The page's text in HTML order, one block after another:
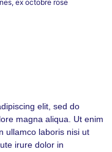
ex octobre rose
elit, sed do
magna aliqua. Ut enim
ullamco laboris nisi ut
irure dolor in